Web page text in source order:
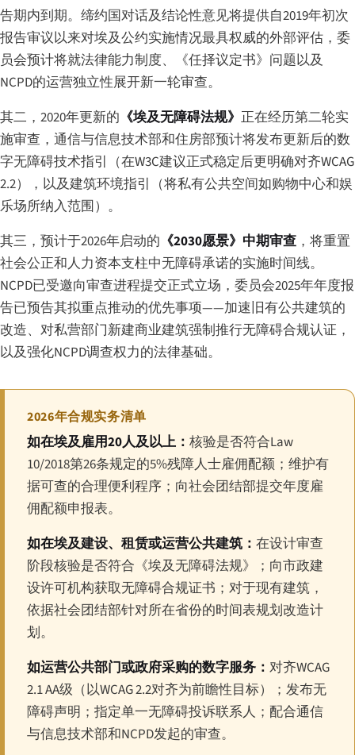
告期内到期。缔约国对话及结论性意见将提供自2019年初次
报告审议以来对埃及公约实施情况最具权威的外部评估，委
员会预计将就法律能力制度、《任择议定书》问题以及
NCPD的运营独立性展开新一轮审查。
其二，2020年更新的 《埃及无障碍法规》 正在经历第二轮实
施审查，通信与信息技术部和住房部预计将发布更新后的数
字无障碍技术指引（在W3C建议正式稳定后更明确对齐WCAG
2.2），以及建筑环境指引（将私有公共空间如购物中心和娱
乐场所纳入范围）。
其三，预计于2026年启动的 《2030愿景》中期审查 ，将重置
社会公正和人力资本支柱中无障碍承诺的实施时间线。
NCPD已受邀向审查进程提交正式立场，委员会2025年年度报
告已预告其拟重点推动的优先事项——加速旧有公共建筑的
改造、对私营部门新建商业建筑强制推行无障碍合规认证，
以及强化NCPD调查权力的法律基础。
2026年合规实务清单
如在埃及雇用20人及以上： 核验是否符合Law
10/2018第26条规定的5%残障人士雇佣配额；维护有
据可查的合理便利程序；向社会团结部提交年度雇
佣配额申报表。
如在埃及建设、租赁或运营公共建筑： 在设计审查
阶段核验是否符合《埃及无障碍法规》；向市政建
设许可机构获取无障碍合规证书；对于现有建筑，
依据社会团结部针对所在省份的时间表规划改造计
划。
如运营公共部门或政府采购的数字服务： 对齐WCAG
2.1 AA级（以WCAG 2.2对齐为前瞻性目标）；发布无
障碍声明；指定单一无障碍投诉联系人；配合通信
与信息技术部和NCPD发起的审查。